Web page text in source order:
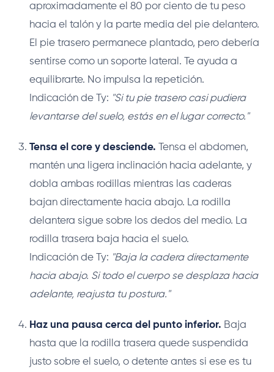
aproximadamente el 80 por ciento de tu peso
hacia el talón y la parte media del pie delantero.
El pie trasero permanece plantado, pero debería
sentirse como un soporte lateral. Te ayuda a
equilibrarte. No impulsa la repetición.
Indicación de Ty: "Si tu pie trasero casi pudiera
levantarse del suelo, estás en el lugar correcto."
Tensa el core y desciende. Tensa el abdomen,
mantén una ligera inclinación hacia adelante, y
dobla ambas rodillas mientras las caderas
bajan directamente hacia abajo. La rodilla
delantera sigue sobre los dedos del medio. La
rodilla trasera baja hacia el suelo.
Indicación de Ty: "Baja la cadera directamente
hacia abajo. Si todo el cuerpo se desplaza hacia
adelante, reajusta tu postura."
Haz una pausa cerca del punto inferior. Baja
hasta que la rodilla trasera quede suspendida
justo sobre el suelo, o detente antes si ese es tu